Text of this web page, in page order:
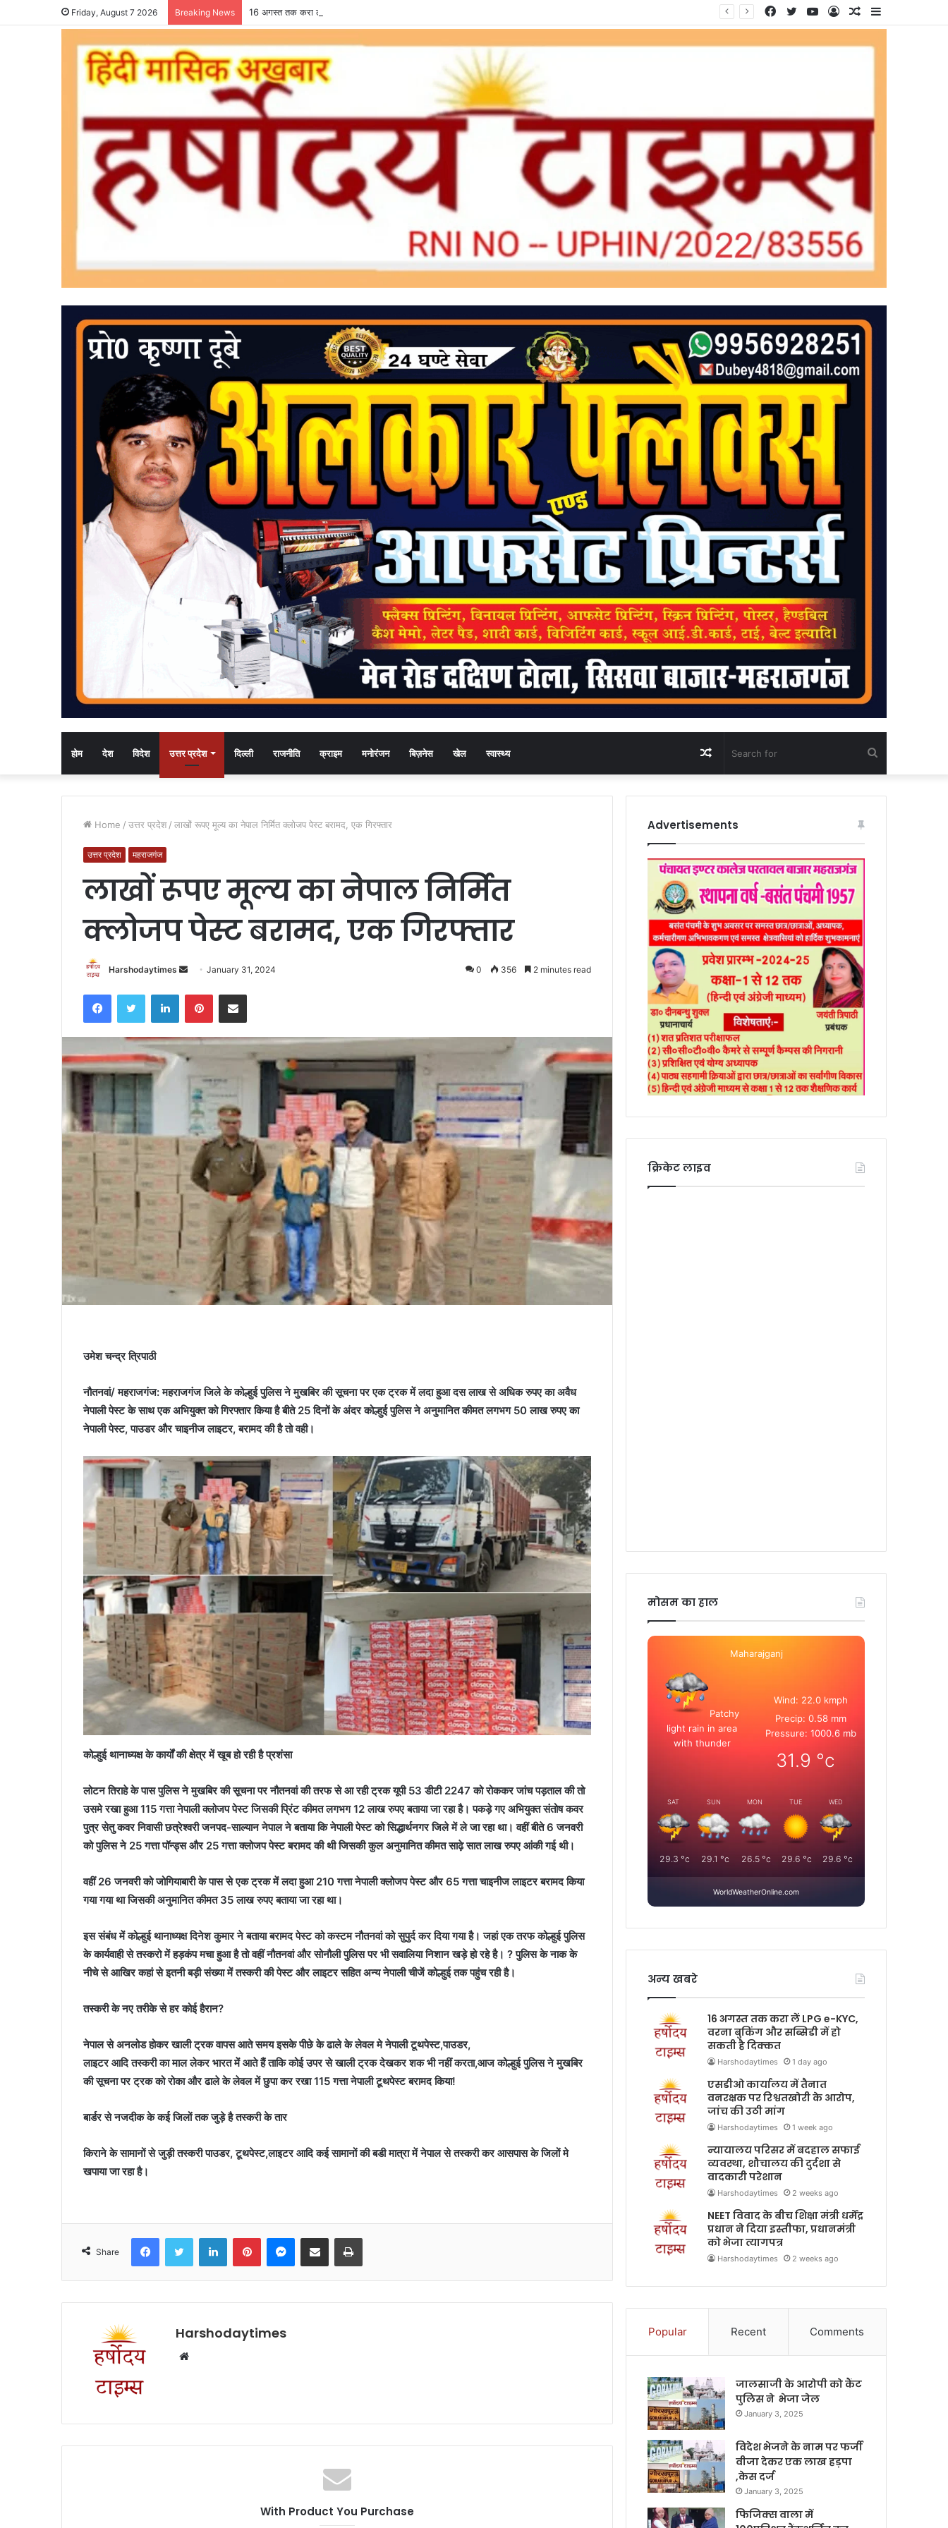
Friday, August 7 2026 Breaking News 16 अगस्त तक करा लें LPG e-KYC, वरना बुकिंग और सब्सिडी में हो सकती है दिक्कत Sidebar
Random
Log
YouTube
Twitter
Facebook
होम देश विदेश उत्तर प्रदेश दिल्ली राजनीति क्राइम मनोरंजन बिज़नेस खेल स्वास्थ्य
for
Random
Article
Home / उत्तर प्रदेश / लाखों रूपए मूल्य का नेपाल निर्मित क्लोजप पेस्ट बरामद, एक गिरफ्तार
उत्तर प्रदेश महराजगंज
लाखों रूपए मूल्य का नेपाल निर्मित
क्लोजप पेस्ट बरामद, एक गिरफ्तार
Harshodaytimes
Send
email
January 31, 2024 0 356 2 minutes read
FacebookTwitter LinkedInPinterestShare via Email
उमेश चन्द्र त्रिपाठी
नौतनवां/ महराजगंज: महराजगंज जिले के कोल्हुई पुलिस ने मुखबिर की सूचना पर एक ट्रक में लदा हुआ दस लाख से अधिक रुपए का अवैध
नेपाली पेस्ट के साथ एक अभियुक्त को गिरफ्तार किया है बीते 25 दिनों के अंदर कोल्हुई पुलिस ने अनुमानित कीमत लगभग 50 लाख रुपए का
नेपाली पेस्ट, पाउडर और चाइनीज लाइटर, बरामद की है तो वही।
कोल्हुई थानाध्यक्ष के कार्यों की क्षेत्र में खूब हो रही है प्रशंसा
लोटन तिराहे के पास पुलिस ने मुखबिर की सूचना पर नौतनवां की तरफ से आ रही ट्रक यूपी 53 डीटी 2247 को रोककर जांच पड़ताल की तो
उसमे रखा हुआ 115 गत्ता नेपाली क्लोजप पेस्ट जिसकी प्रिंट कीमत लगभग 12 लाख रुपए बताया जा रहा है। पकड़े गए अभियुक्त संतोष कवर
पुत्र सेतु कवर निवासी छत्रेश्वरी जनपद-साल्यान नेपाल ने बताया कि नेपाली पेस्ट को सिद्धार्थनगर जिले में ले जा रहा था। वहीं बीते 6 जनवरी
को पुलिस ने 25 गत्ता पॉन्ड्स और 25 गत्ता क्लोजप पेस्ट बरामद की थी जिसकी कुल अनुमानित कीमत साढ़े सात लाख रुपए आंकी गई थी।
वहीं 26 जनवरी को जोगियाबारी के पास से एक ट्रक में लदा हुआ 210 गत्ता नेपाली क्लोजप पेस्ट और 65 गत्ता चाइनीज लाइटर बरामद किया
गया गया था जिसकी अनुमानित कीमत 35 लाख रुपए बताया जा रहा था।
इस संबंध में कोल्हुई थानाध्यक्ष दिनेश कुमार ने बताया बरामद पेस्ट को कस्टम नौतनवां को सुपुर्द कर दिया गया है। जहां एक तरफ कोल्हुई पुलिस
के कार्यवाही से तस्करो में हड़कंप मचा हुआ है तो वहीं नौतनवां और सोनौली पुलिस पर भी सवालिया निशान खड़े हो रहे है। ? पुलिस के नाक के
नीचे से आखिर कहां से इतनी बड़ी संख्या में तस्करी की पेस्ट और लाइटर सहित अन्य नेपाली चीजें कोल्हुई तक पहुंच रही है।
तस्करी के नए तरीके से हर कोई हैरान?
नेपाल से अनलोड होकर खाली ट्रक वापस आते समय इसके पीछे के ढाले के लेवल मे नेपाली टूथपेस्ट,पाउडर,
लाइटर आदि तस्करी का माल लेकर भारत में आते हैं ताकि कोई उपर से खाली ट्रक देखकर शक भी नहीं करता,आज कोल्हुई पुलिस ने मुखबिर
की सूचना पर ट्रक को रोका और ढाले के लेवल में छुपा कर रखा 115 गत्ता नेपाली टूथपेस्ट बरामद किया!
बार्डर से नजदीक के कई जिलों तक जुड़े है तस्करी के तार
किराने के सामानों से जुड़ी तस्करी पाउडर, टूथपेस्ट,लाइटर आदि कई सामानों की बडी मात्रा में नेपाल से तस्करी कर आसपास के जिलों मे
खपाया जा रहा है।
Share
FacebookTwitter LinkedInPinterestMessenger
Share via Email Print
Harshodaytimes
Website
With Product You Purchase
Advertisements
क्रिकेट लाइव
मोसम का हाल
Maharajganj
Patchy
light rain in area
with thunder
Wind: 22.0 kmph
Precip: 0.58 mm
Pressure: 1000.6 mb
31.9 °c
SAT
29.3 °c
SUN
29.1 °c
MON
26.5°c
TUE
29.6 °c
WED
29.6 °c
WorldWeatherOnline.com
अन्य खबरे
16 अगस्त तक करा लें LPG e-KYC,
वरना बुकिंग और सब्सिडी में हो
सकती है दिक्कत
Harshodaytimes 1 day ago
एसडीओ कार्यालय में तैनात
वनरक्षक पर रिश्वतखोरी के आरोप,
जांच की उठी मांग
Harshodaytimes 1 week ago
न्यायालय परिसर में बदहाल सफाई
व्यवस्था, शौचालय की दुर्दशा से
वादकारी परेशान
Harshodaytimes 2 weeks ago
NEET विवाद के बीच शिक्षा मंत्री धर्मेंद्र
प्रधान ने दिया इस्तीफा, प्रधानमंत्री
को भेजा त्यागपत्र
Harshodaytimes 2 weeks ago
Popular Recent Comments
जालसाजी के आरोपी को कैंट
पुलिस ने भेजा जेल
January 3, 2025
विदेश भेजने के नाम पर फर्जी
वीजा देकर एक लाख हड़पा
,केस दर्ज
January 3, 2025
फिजिक्स वाला में